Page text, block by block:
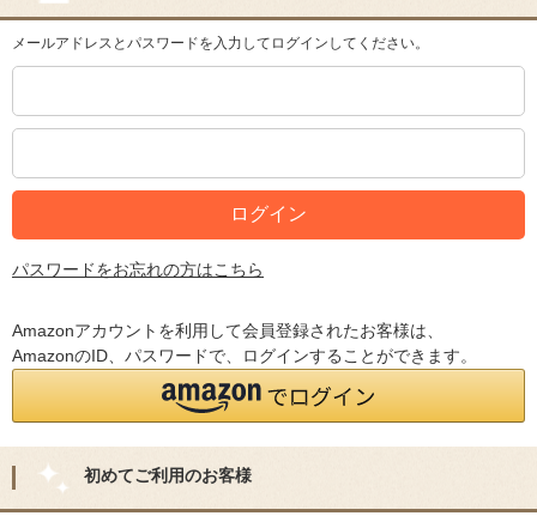
メールアドレスとパスワードを入力してログインしてください。
パスワードをお忘れの方はこちら
Amazonアカウントを利用して会員登録されたお客様は、
AmazonのID、パスワードで、ログインすることができます。
初めてご利用のお客様